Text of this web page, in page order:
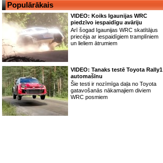
Populārākais
VIDEO: Koiks Igaunijas WRC
piedzīvo iespaidīgu avāriju
Arī šogad Igaunijas WRC skatītājus
priecēja ar iespaidīgiem tramplīniem
un lieliem ātrumiem
VIDEO: Tanaks testē Toyota Rally1
automašīnu
Šie testi ir nozīmīga daļa no Toyota
gatavošanās nākamajiem diviem
WRC posmiem